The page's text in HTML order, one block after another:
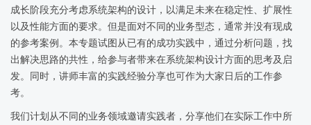
成长阶段充分考虑系统架构的设计，以满足未来在稳定性、扩展性
以及性能方面的要求。但是面对不同的业务型态，通常并没有现成
的参考案例。本专题试图从已有的成功实践中，通过分析问题，找
出解决思路的共性，给参与者带来在系统架构设计方面的思考及启
发。同时，讲师丰富的实践经验分享也可作为大家日后的工作参
考。
我们计划从不同的业务领域邀请实践者，分享他们在实际工作中所